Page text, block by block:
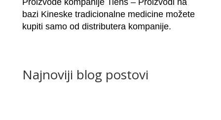
Proizvode kompanije Tiens – Proizvodi na
bazi Kineske tradicionalne medicine možete
kupiti samo od distributera kompanije.
Najnoviji blog postovi